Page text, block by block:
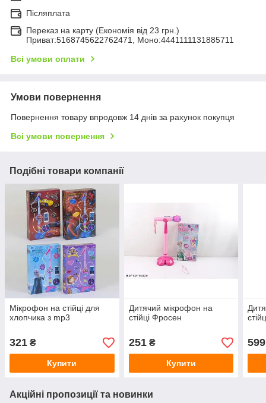
Післяплата
Переказ на карту (Економія від 23 грн.)
Приват:5168745622762471, Моно:4441111131885711
Всі умови оплати
Умови повернення
Повернення товару впродовж 14 днів за рахунок покупця
Всі умови повернення
Подібні товари компанії
Мікрофон на стійці для
хлопчика з mp3
321 ₴
Купити
Дитячий мікрофон на
стійці Фросен
251₴
Купити
599
Акційні пропозиції та новинки